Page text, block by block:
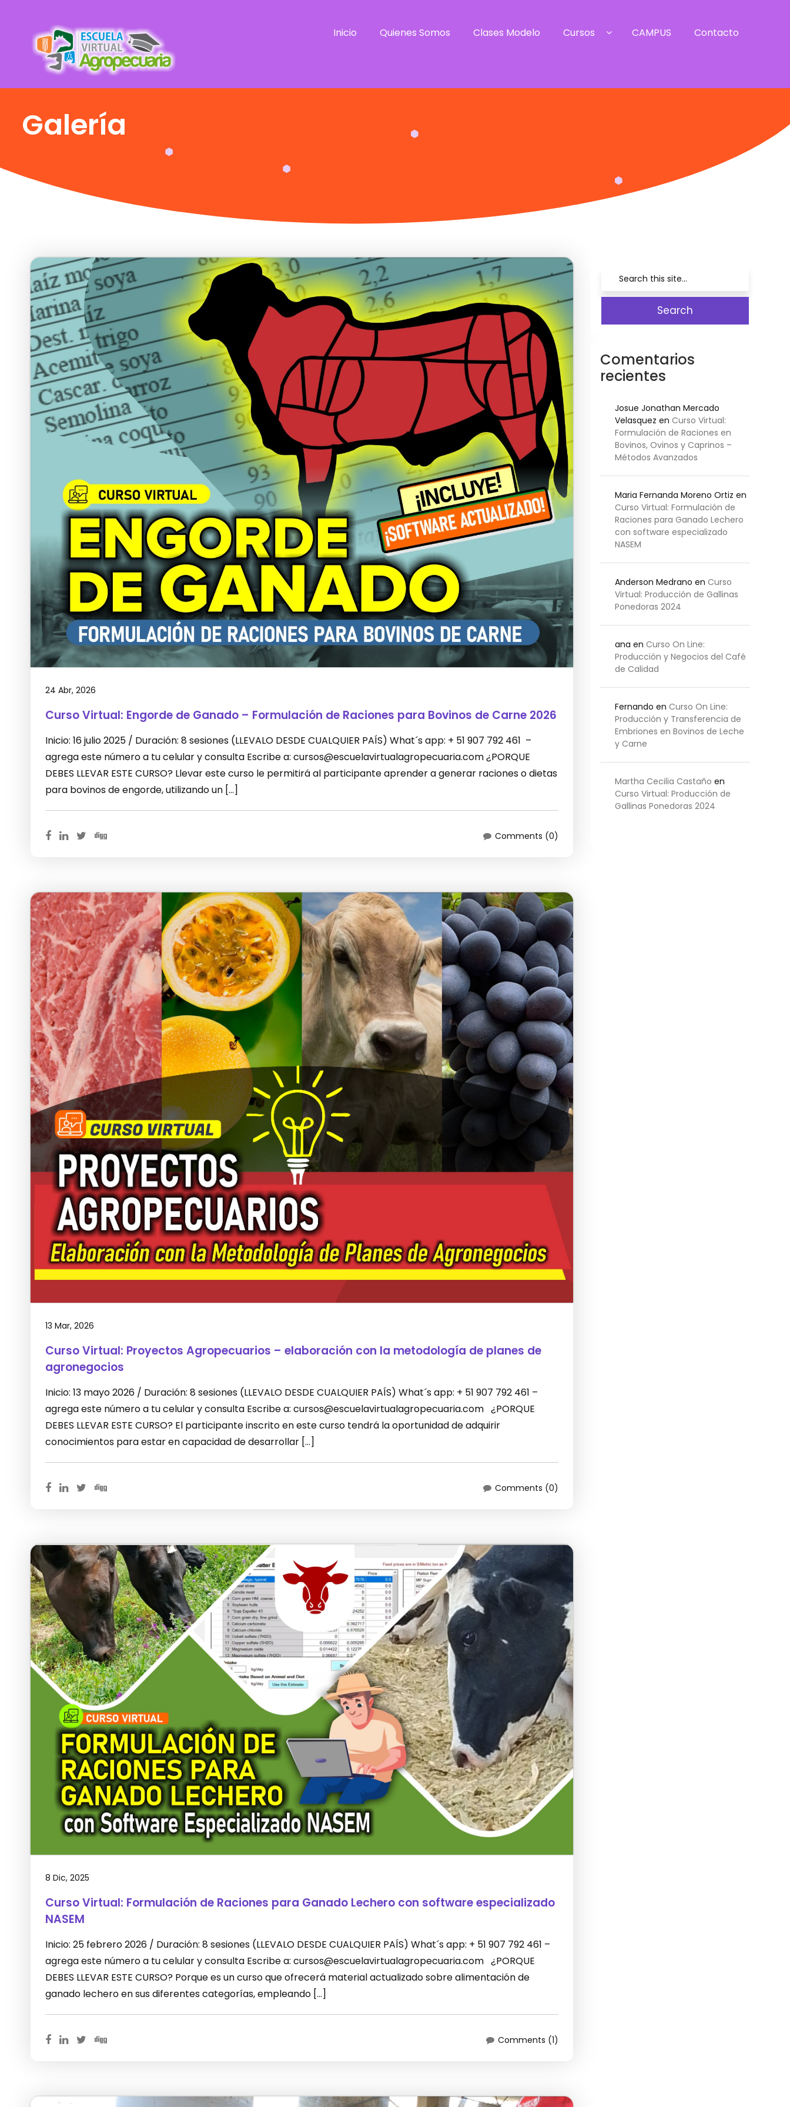
Inicio Quienes Somos Clases Modelo Cursos CAMPUS Contacto
Galería
24 Abr, 2026
Curso Virtual: Engorde de Ganado – Formulación de Raciones para Bovinos de Carne 2026
Inicio: 16 julio 2025 / Duración: 8 sesiones (LLEVALO DESDE CUALQUIER PAÍS) What´s app: + 51 907 792 461 –
agrega este número a tu celular y consulta Escribe a: cursos@escuelavirtualagropecuaria.com ¿PORQUE
DEBES LLEVAR ESTE CURSO? Llevar este curso le permitirá al participante aprender a generar raciones o dietas
para bovinos de engorde, utilizando un […]
Comments (0)
13 Mar, 2026
Curso Virtual: Proyectos Agropecuarios – elaboración con la metodología de planes de
agronegocios
Inicio: 13 mayo 2026 / Duración: 8 sesiones (LLEVALO DESDE CUALQUIER PAÍS) What´s app: + 51 907 792 461 –
agrega este número a tu celular y consulta Escribe a: cursos@escuelavirtualagropecuaria.com ¿PORQUE
DEBES LLEVAR ESTE CURSO? El participante inscrito en este curso tendrá la oportunidad de adquirir
conocimientos para estar en capacidad de desarrollar […]
Comments (0)
8 Dic, 2025
Curso Virtual: Formulación de Raciones para Ganado Lechero con software especializado
NASEM
Inicio: 25 febrero 2026 / Duración: 8 sesiones (LLEVALO DESDE CUALQUIER PAÍS) What´s app: + 51 907 792 461 –
agrega este número a tu celular y consulta Escribe a: cursos@escuelavirtualagropecuaria.com ¿PORQUE
DEBES LLEVAR ESTE CURSO? Porque es un curso que ofrecerá material actualizado sobre alimentación de
ganado lechero en sus diferentes categorías, empleando […]
Comments (1)
Comentarios
recientes
Josue Jonathan Mercado
Velasquez en Curso Virtual:
Formulación de Raciones en
Bovinos, Ovinos y Caprinos –
Métodos Avanzados
Maria Fernanda Moreno Ortiz en
Curso Virtual: Formulación de
Raciones para Ganado Lechero
con software especializado
NASEM
Anderson Medrano en Curso
Virtual: Producción de Gallinas
Ponedoras 2024
ana en Curso On Line:
Producción y Negocios del Café
de Calidad
Fernando en Curso On Line:
Producción y Transferencia de
Embriones en Bovinos de Leche
y Carne
Martha Cecilia Castaño en
Curso Virtual: Producción de
Gallinas Ponedoras 2024